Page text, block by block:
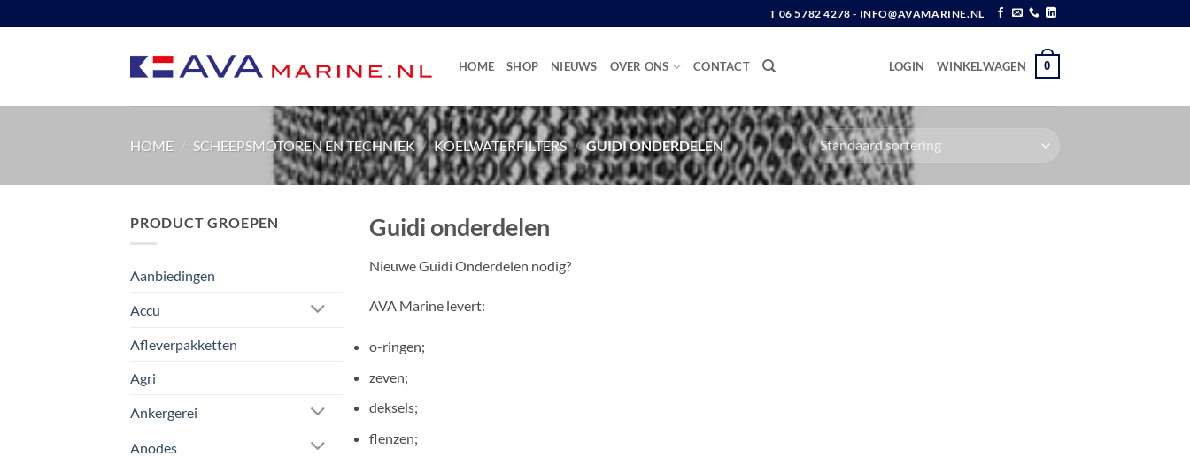
naar
T 06 5782 4278 - INFO@AVAMARINE.NL
HOME SHOP NIEUWS OVER ONS CONTACT LOGIN WINKELWAGEN 0
HOME / SCHEEPSMOTOREN EN TECHNIEK / KOELWATERFILTERS / GUIDI ONDERDELEN
PRODUCT GROEPEN
Aanbiedingen
Accu
Afleverpakketten
Agri
Ankergerei
Anodes
Guidi onderdelen
Nieuwe Guidi Onderdelen nodig?
AVA Marine levert:
o-ringen;
zeven;
deksels;
flenzen;